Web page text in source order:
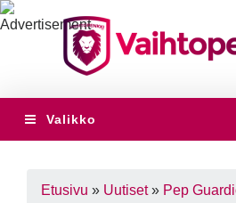
Valikko
Etusivu » Uutiset» Pep